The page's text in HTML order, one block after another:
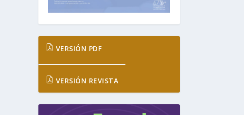
VERSIÓN PDF
VERSIÓN REVISTA